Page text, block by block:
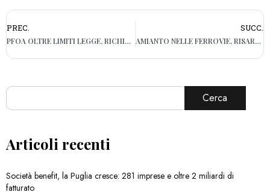
PREC.
PFOA OLTRE LIMITI LEGGE, RICHIAMATO LOTTO VONGOLE DAI BANCHI
SUCC.
AMIANTO NELLE FERROVIE, RISARCIMENTO PER MORTE DI OPERAIO FOGGIANO
Cerca
Articoli recenti
Società benefit, la Puglia cresce: 281 imprese e oltre 2 miliardi di
fatturato